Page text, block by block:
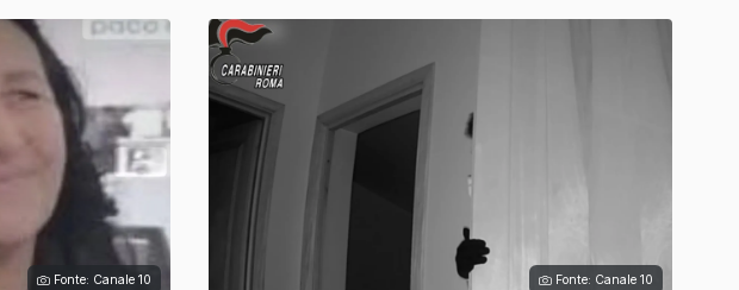
Fonte: Canale 10 Fonte: Canale 10